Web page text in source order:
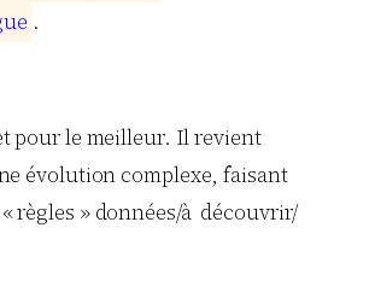
ue .
pour le meilleur. Il revient
évolution complexe, faisant
règles » données/à découvrir/